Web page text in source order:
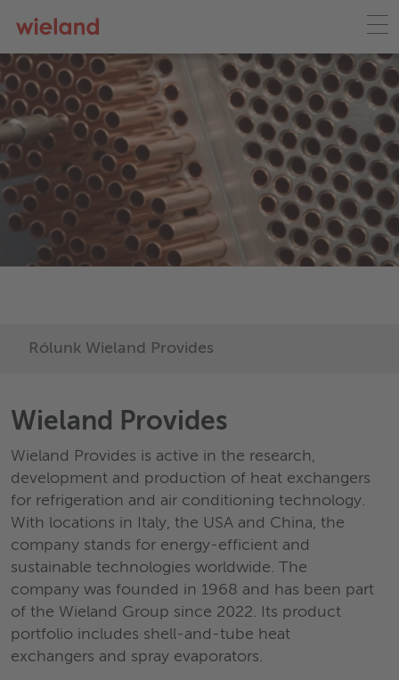
Rólunk Wieland Provides
Wieland Provides
Wieland Provides is active in the research,
development and production of heat exchangers
for refrigeration and air conditioning technology.
With locations in Italy, the USA and China, the
company stands for energy-efficient and
sustainable technologies worldwide. The
company was founded in 1968 and has been part
of the Wieland Group since 2022. Its product
portfolio includes shell-and-tube heat
exchangers and spray evaporators.